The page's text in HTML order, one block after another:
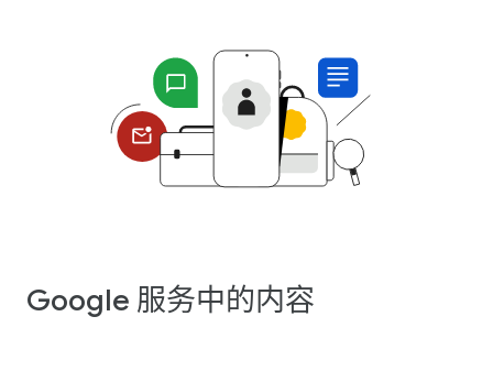
Google 服务中的内容